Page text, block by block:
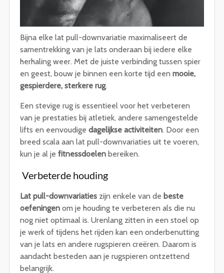
Bijna elke lat pull-downvariatie maximaliseert de
samentrekking van je lats onderaan bij iedere elke
herhaling weer. Met de juiste verbinding tussen spier
en geest, bouw je binnen een korte tijd een mooie,
gespierdere, sterkere rug.
Een stevige rug is essentieel voor het verbeteren
van je prestaties bij atletiek, andere samengestelde
lifts en eenvoudige dagelijkse activiteiten. Door een
breed scala aan lat pull-downvariaties uit te voeren,
kun je al je fitnessdoelen bereiken.
Verbeterde houding
Lat pull-downvariaties zijn enkele van de beste
oefeningen om je houding te verbeteren als die nu
nog niet optimaal is. Urenlang zitten in een stoel op
je werk of tijdens het rijden kan een onderbenutting
van je lats en andere rugspieren creëren. Daarom is
aandacht besteden aan je rugspieren ontzettend
belangrijk.